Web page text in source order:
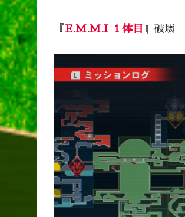
E.M.M.I １体目 』破壊